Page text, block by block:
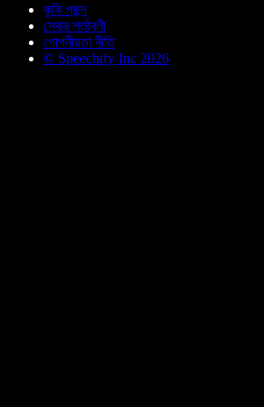
কুকি পছন্দ
সেবার শর্তাবলী
গোপনীয়তা নীতি
© Speechify Inc 2026